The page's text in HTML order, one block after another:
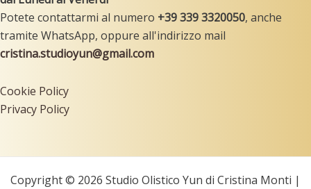
Potete contattarmi al numero +39339 3320050, anche
tramite WhatsApp, oppure all'indirizzo mail
cristina.studioyun@gmail.com
Cookie Policy
Privacy Policy
Copyright © 2026 Studio Olistico Yun di Cristina Monti |